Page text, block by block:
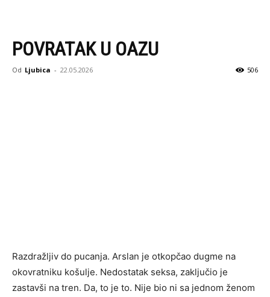
POVRATAK U OAZU
Od Ljubica - 22.05.2026 506
Razdražljiv do pucanja. Arslan je otkopčao dugme na
okovratniku košulje. Nedostatak seksa, zaključio je
zastavši na tren. Da, to je to. Nije bio ni sa jednom ženom